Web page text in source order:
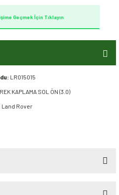
Geçmek İçin Tıklayın
LR015015
KAPLAMA SOL ÖN (3.0)
Land Rover